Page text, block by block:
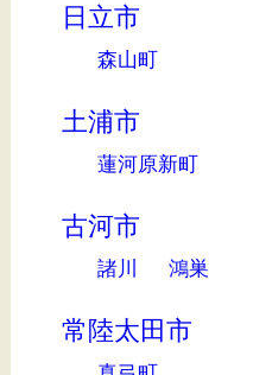
日立市
森山町
土浦市
蓮河原新町
古河市
諸川 鴻巣
常陸太田市